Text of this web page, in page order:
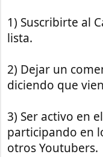
1) Suscribirte al
lista.
2) Dejar un
diciendo que
3) Ser activo en
participando en
otros Youtubers.